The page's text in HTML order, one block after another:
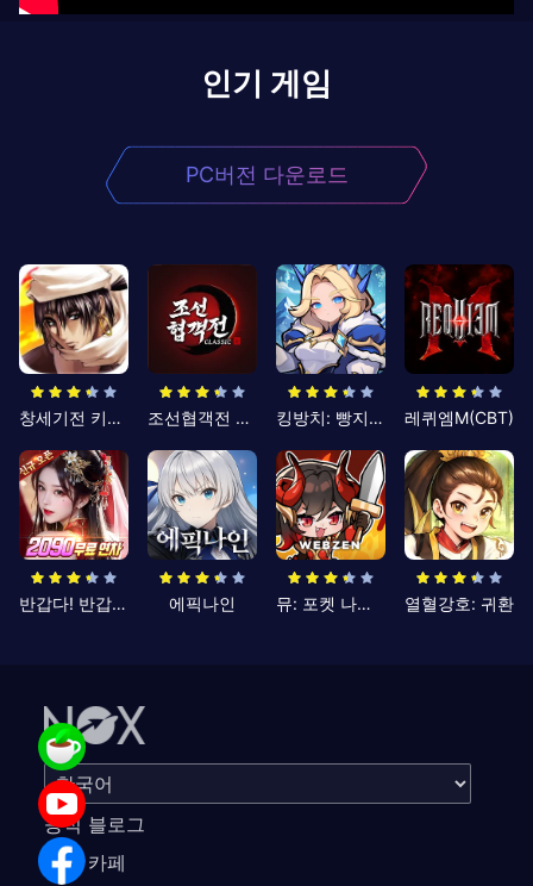
인기 게임
PC버전 다운로드
창세기전 키우기 조선협객전 클래식 킹방치: 빵지의 제왕 레퀴엠M(CBT)
반갑다! 반갑삼국지 에픽나인 뮤: 포켓 나이츠 열혈강호: 귀환
공식 블로그
공식 카페